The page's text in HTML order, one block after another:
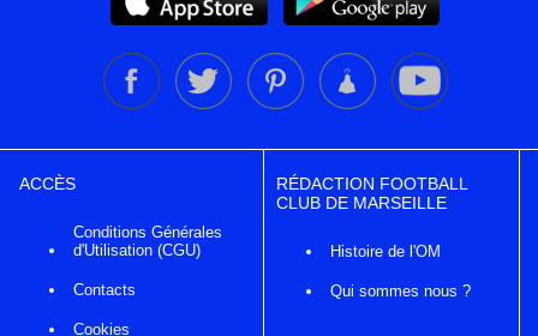
ACCÈS
Conditions Générales
d'Utilisation (CGU)
Contacts
Cookies
RÉDACTION FOOTBALL
CLUB DE MARSEILLE
Histoire de l'OM
Qui sommes nous ?